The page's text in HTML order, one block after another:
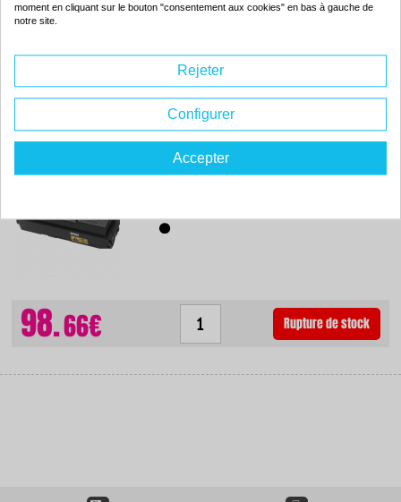
40.85€ Commander
Toner original - KYOCERA-MITA TK-140 - noir - (1T02H50EU0)
Couleur : noir
98.66€ Rupture de stock
moment en cliquant sur le bouton "consentement aux cookies" en bas à gauche de
notre site.
Rejeter
Configurer
Accepter